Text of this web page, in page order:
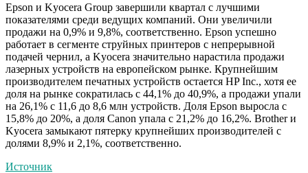
Epson и Kyocera Group завершили квартал с лучшими
показателями среди ведущих компаний. Они увеличили
продажи на 0,9% и 9,8%, соответственно. Epson успешно
работает в сегменте струйных принтеров с непрерывной
подачей чернил, а Kyocera значительно нарастила продажи
лазерных устройств на европейском рынке. Крупнейшим
производителем печатных устройств остается HP Inc., хотя ее
доля на рынке сократилась с 44,1% до 40,9%, а продажи упали
на 26,1% с 11,6 до 8,6 млн устройств. Доля Epson выросла с
15,8% до 20%, а доля Canon упала с 21,2% до 16,2%. Brother и
Kyocera замыкают пятерку крупнейших производителей с
долями 8,9% и 2,1%, соответственно.
Источник